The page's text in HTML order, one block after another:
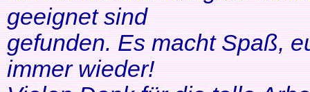
geeignet sind
gefunden. Es macht Spaß,
immer wieder!